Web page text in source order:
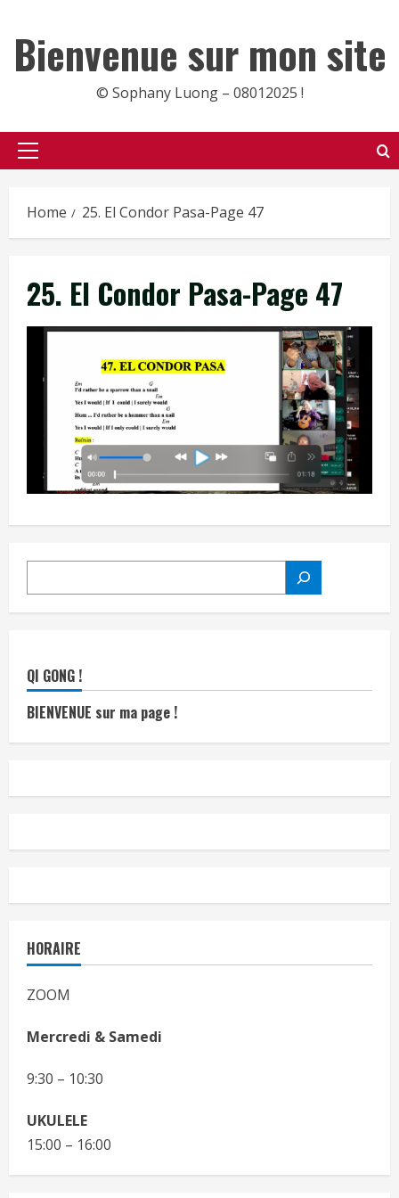
content
Bienvenue sur mon site
© Sophany Luong – 08012025 !
Primary
Home 25. El Condor Pasa-Page 47
25. El Condor Pasa-Page 47
QI GONG !
BIENVENUE sur ma page !
HORAIRE
ZOOM
Mercredi & Samedi
9:30 – 10:30
UKULELE
15:00 – 16:00